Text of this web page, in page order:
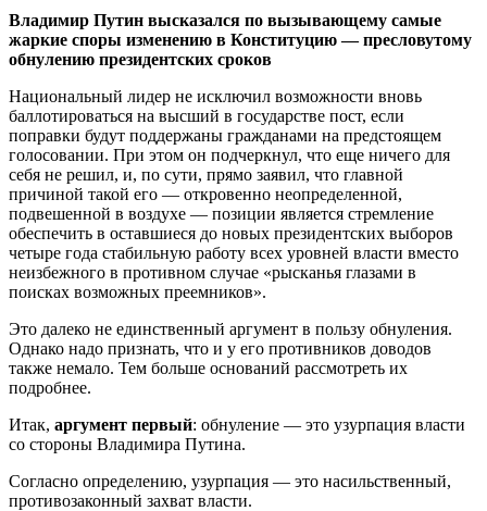
Владимир Путин высказался по вызывающему самые
жаркие споры изменению в Конституцию — пресловутому
обнулению президентских сроков
Национальный лидер не исключил возможности вновь
баллотироваться на высший в государстве пост, если
поправки будут поддержаны гражданами на предстоящем
голосовании. При этом он подчеркнул, что еще ничего для
себя не решил, и, по сути, прямо заявил, что главной
причиной такой его — откровенно неопределенной,
подвешенной в воздухе — позиции является стремление
обеспечить в оставшиеся до новых президентских выборов
четыре года стабильную работу всех уровней власти вместо
неизбежного в противном случае «рысканья глазами в
поисках возможных преемников».
Это далеко не единственный аргумент в пользу обнуления.
Однако надо признать, что и у его противников доводов
также немало. Тем больше оснований рассмотреть их
подробнее.
Итак, аргумент первый: обнуление — это узурпация власти
со стороны Владимира Путина.
Согласно определению, узурпация — это насильственный,
противозаконный захват власти.